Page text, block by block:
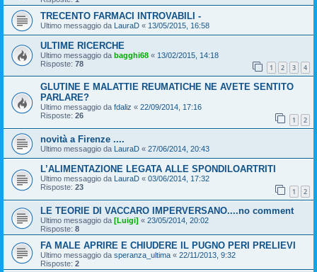
TRECENTO FARMACI INTROVABILI -
Ultimo messaggio da LauraD « 13/05/2015, 16:58
ULTIME RICERCHE
Ultimo messaggio da bagghi68 « 13/02/2015, 14:18
Risposte: 78 1 2 3 4
GLUTINE E MALATTIE REUMATICHE NE AVETE SENTITO
PARLARE?
Ultimo messaggio da fdaliz « 22/09/2014, 17:16
Risposte: 26 1 2
novità a Firenze ....
Ultimo messaggio da LauraD « 27/06/2014, 20:43
L’ALIMENTAZIONE LEGATA ALLE SPONDILOARTRITI
Ultimo messaggio da LauraD « 03/06/2014, 17:32
Risposte: 23 1 2
LE TEORIE DI VACCARO IMPERVERSANO....no comment
Ultimo messaggio da [Luigi] « 23/05/2014, 20:02
Risposte: 8
FA MALE APRIRE E CHIUDERE IL PUGNO PERI PRELIEVI
Ultimo messaggio da speranza_ultima « 22/11/2013, 9:32
Risposte: 2